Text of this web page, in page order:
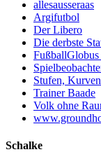
allesausseraas
Argifutbol
Der Libero
Die derbste
Stufen,
Trainer Baade
Volk ohne
Schalke